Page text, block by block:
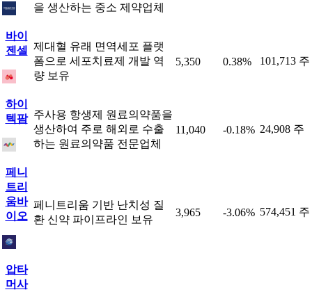
을 생산하는 중소 제약업체
바이
젠셀
제대혈 유래 면역세포 플랫
폼으로 세포치료제 개발 역
량 보유
5,350 0.38% 101,713 주
하이
텍팜 주사용 항생제 원료의약품을
생산하여 주로 해외로 수출
하는 원료의약품 전문업체
11,040 -0.18% 24,908 주
페니
트리
움바
이오
페니트리움 기반 난치성 질
환 신약 파이프라인 보유
3,965 -3.06% 574,451 주
압타
머사